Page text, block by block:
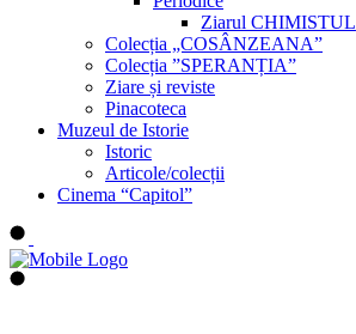
Ziarul CHIMISTUL
Colecția „COSÂNZEANA”
Colecția ”SPERANȚIA”
Ziare și reviste
Pinacoteca
Muzeul de Istorie
Istoric
Articole/colecții
Cinema “Capitol”